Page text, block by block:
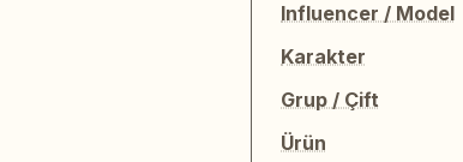
Influencer / Model
Karakter
Grup / Çift
Ürün